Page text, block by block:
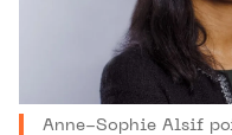
Anne-Sophie Alsif